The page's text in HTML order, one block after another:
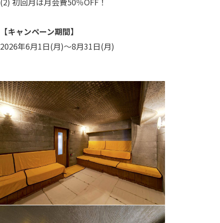
【キャンペーン期間】
2026年6月1日(月)～8月31日(月)